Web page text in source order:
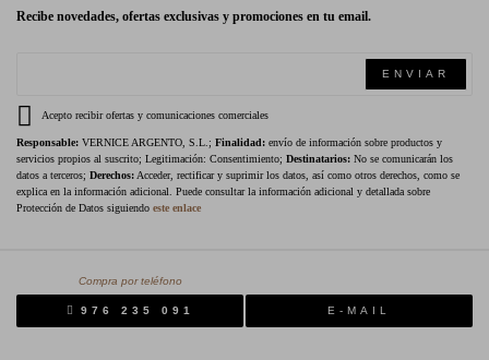
Recibe novedades, ofertas exclusivas y promociones en tu email.
ENVIAR
Acepto recibir ofertas y comunicaciones comerciales
Responsable: VERNICE ARGENTO, S.L.; Finalidad: envío de información sobre productos y
servicios propios al suscrito; Legitimación: Consentimiento; Destinatarios: No se comunicarán los
datos a terceros; Derechos: Acceder, rectificar y suprimir los datos, así como otros derechos, como se
explica en la información adicional. Puede consultar la información adicional y detallada sobre
Protección de Datos siguiendo este enlace
Compra por teléfono
976 235 091 E-MAIL